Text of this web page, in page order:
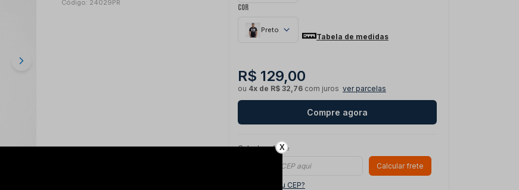
Código: 24029PR Cor
Preto
Tabela de medidas
R$ 129,00
ou 4x de R$ 32,76 com juros ver parcelas
Compre agora
Calcule o frete
Calcular frete
Não sei meu CEP?
X